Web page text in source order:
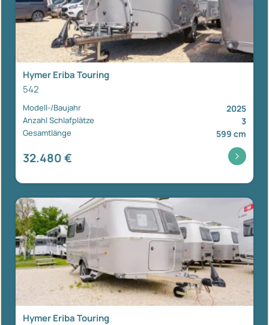
Hymer Eriba Touring
542
Modell-/Baujahr 2025
Anzahl Schlafplätze 3
Gesamtlänge 599 cm
32.480 €
Hymer Eriba Touring